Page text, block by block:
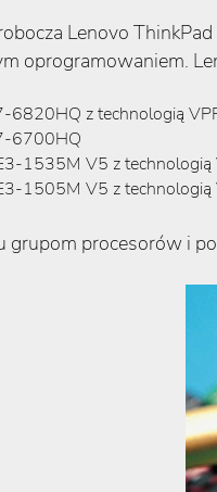
Lenovo
oprogramowaniem.
6820HQ z technologią
6700HQ
1535M V5 z technologią
1505M V5 z technologią
grupom procesorów i